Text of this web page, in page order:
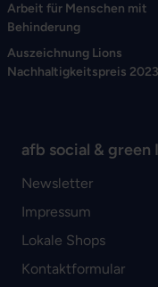
Arbeit für Menschen mit
Behinderung
Auszeichnung Lions
Nachhaltigkeitspreis 2023
afb social & green
Newsletter
Impressum
Lokale Shops
Kontaktformular